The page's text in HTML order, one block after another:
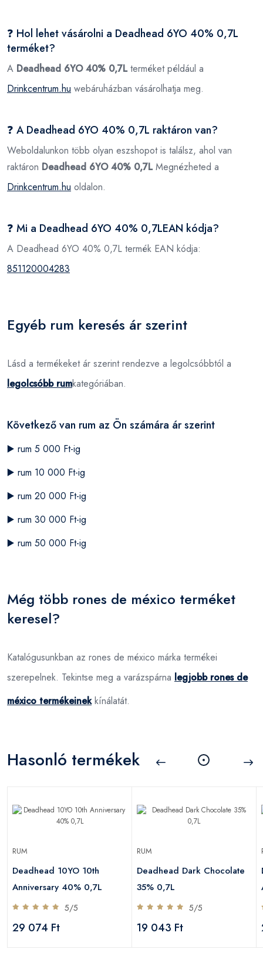
❓ Hol lehet vásárolni a Deadhead 6YO 40% 0,7L
terméket?
A Deadhead 6YO 40% 0,7Lterméket például a
Drinkcentrum.hu webáruházban vásárolhatja meg.
❓ A Deadhead 6YO 40% 0,7L raktáron van?
Weboldalunkon több olyan eszshopot is találsz, ahol van
raktáron Deadhead 6YO 40% 0,7LMegnézheted a
Drinkcentrum.hu oldalon.
❓ Mi a Deadhead 6YO 40% 0,7LEAN kódja?
A Deadhead 6YO 40% 0,7L termék EAN kódja:
851120004283
Egyéb rum keresés ár szerint
Lásd a termékeket ár szerint rendezve a legolcsóbbtól a
legolcsóbb rumkategóriában.
Következő van rum az Ön számára ár szerint
▶️ rum 5 000 Ft-ig
▶️ rum 10 000 Ft-ig
▶️ rum 20 000 Ft-ig
▶️ rum 30 000 Ft-ig
▶️ rum 50 000 Ft-ig
Még több rones de méxico terméket
keresel?
Katalógusunkban az rones de méxico márka termékei
szerepelnek. Tekintse meg a varázspárna legjobb rones de
méxico termékeinekkínálatát.
Hasonló termékek
RUM
Deadhead 10YO 10th
Anniversary 40% 0,7L
5/5
29 074 Ft
RUM
Deadhead Dark Chocolate
35% 0,7L
5/5
19 043 Ft